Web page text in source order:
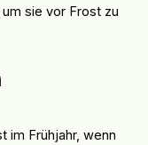
sie vor Frost zu
im Frühjahr, wenn